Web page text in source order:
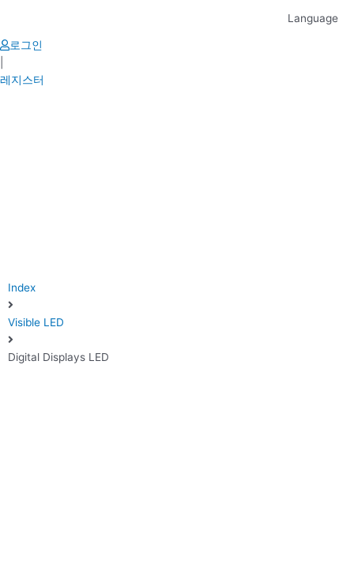
content
Language
로그인
레지스터
Index
Visible LED
Digital Displays LED